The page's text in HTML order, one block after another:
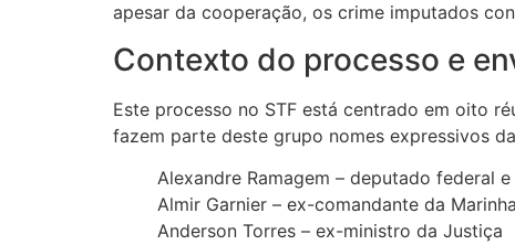
apesar da cooperação, os crime imputados
Contexto do processo e
Este processo no STF está centrado em oito
fazem parte deste grupo nomes expressivos
Alexandre Ramagem – deputado federal
Almir Garnier – ex-comandante da Marinha
Anderson Torres – ex-ministro da Justiça